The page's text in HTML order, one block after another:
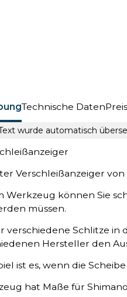
Technische Daten
wurde automatisch
Verschleißanzeiger von
Werkzeug können Sie
müssen.
verschiedene Schlitze in
Hersteller den
ist es, wenn die
hat Maße für